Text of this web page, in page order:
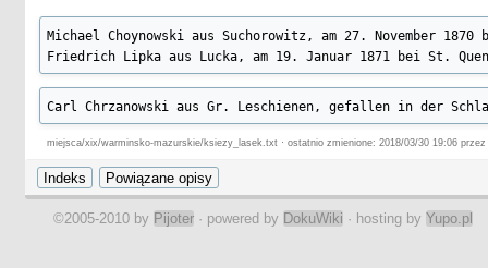
Michael Choynowski aus Suchorowitz, am 27. November 1870
Friedrich Lipka aus Lucka, am 19. Januar 1871 bei St.
Carl Chrzanowski aus Gr. Leschienen, gefallen in der
miejsca/xix/warminsko-mazurskie/ksiezy_lasek.txt · ostatnio zmienione: 2018/03/30 19:06 przez
©2005-2010 by Pijoter · powered by DokuWiki · hosting by Yupo.pl